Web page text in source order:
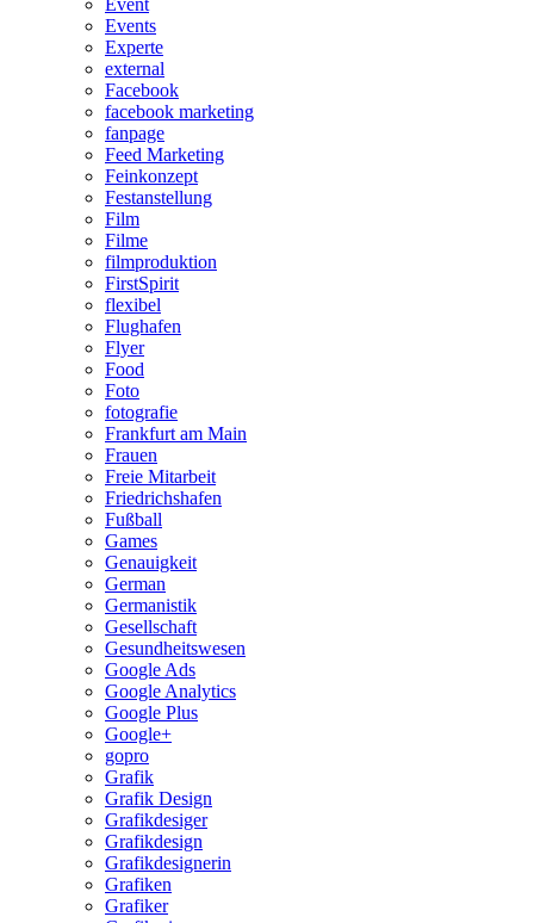
Events
Experte
external
Facebook
facebook marketing
fanpage
Feed Marketing
Feinkonzept
Festanstellung
Film
Filme
filmproduktion
FirstSpirit
flexibel
Flughafen
Flyer
Food
Foto
fotografie
Frankfurt am Main
Frauen
Freie Mitarbeit
Friedrichshafen
Fußball
Games
Genauigkeit
German
Germanistik
Gesellschaft
Gesundheitswesen
Google Ads
Google Analytics
Google Plus
Google+
gopro
Grafik
Grafik Design
Grafikdesiger
Grafikdesign
Grafikdesignerin
Grafiken
Grafiker